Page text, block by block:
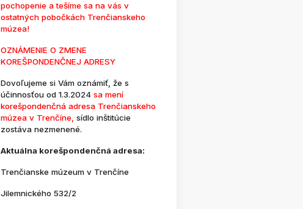
pochopenie a tešíme sa na vás v
ostatných pobočkách Trenčianskeho
múzea!
OZNÁMENIE O ZMENE
KOREŠPONDENČNEJ ADRESY
Dovoľujeme si Vám oznámiť, že s
účinnosťou od 1.3.2024 sa mení
korešpondenčná adresa Trenčianskeho
múzea v Trenčíne, sídlo inštitúcie
zostáva nezmenené.
Aktuálna korešpondenčná adresa:
Trenčianske múzeum v Trenčíne
Jilemnického 532/2